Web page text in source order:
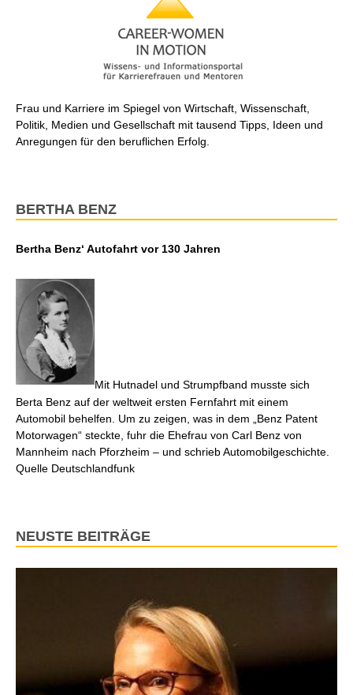
Frau und Karriere im Spiegel von Wirtschaft, Wissenschaft,
Politik, Medien und Gesellschaft mit tausend Tipps, Ideen und
Anregungen für den beruflichen Erfolg.
BERTHA BENZ
Bertha Benz‘ Autofahrt vor 130 Jahren
Mit Hutnadel und Strumpfband musste sich
Berta Benz auf der weltweit ersten Fernfahrt mit einem
Automobil behelfen. Um zu zeigen, was in dem „Benz Patent
Motorwagen“ steckte, fuhr die Ehefrau von Carl Benz von
Mannheim nach Pforzheim – und schrieb Automobilgeschichte.
Quelle Deutschlandfunk
NEUSTE BEITRÄGE